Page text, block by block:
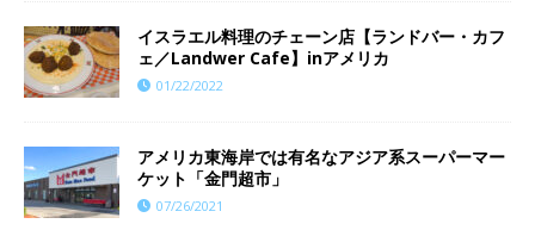
イスラエル料理のチェーン店【ランドバー・カフ
ェ／Landwer Cafe】inアメリカ
01/22/2022
アメリカ東海岸では有名なアジア系スーパーマー
ケット「金門超市」
07/26/2021